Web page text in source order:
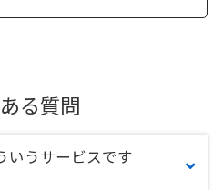
る質問
いうサービスです